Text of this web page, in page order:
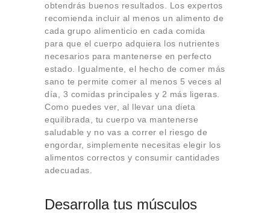
obtendrás buenos resultados. Los expertos
recomienda incluir al menos un alimento de
cada grupo alimenticio en cada comida
para que el cuerpo adquiera los nutrientes
necesarios para mantenerse en perfecto
estado. Igualmente, el hecho de comer más
sano te permite comer al menos 5 veces al
día, 3 comidas principales y 2 más ligeras.
Como puedes ver, al llevar una dieta
equilibrada, tu cuerpo va mantenerse
saludable y no vas a correr el riesgo de
engordar, simplemente necesitas elegir los
alimentos correctos y consumir cantidades
adecuadas.
Desarrolla tus músculos